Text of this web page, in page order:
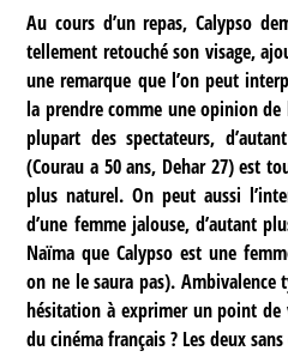
Au cours d’un repas, Calypso
tellement retouché son visage,
une remarque que l’on peut
la prendre comme une opinion
plupart des spectateurs,
(Courau a 50 ans, Dehar 27) est
plus naturel. On peut aussi
d’une femme jalouse, d’autant
Naïma que Calypso est une
on ne le saura pas). Ambivalence
hésitation à exprimer un point
du cinéma français ? Les deux